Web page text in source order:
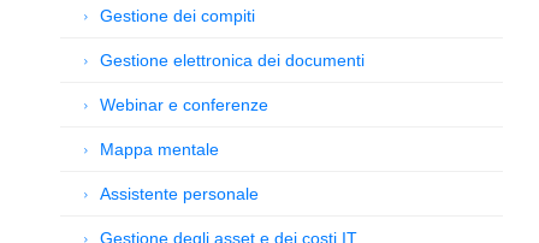
Gestione dei compiti
Gestione elettronica dei documenti
Webinar e conferenze
Mappa mentale
Assistente personale
Gestione degli asset e dei costi IT